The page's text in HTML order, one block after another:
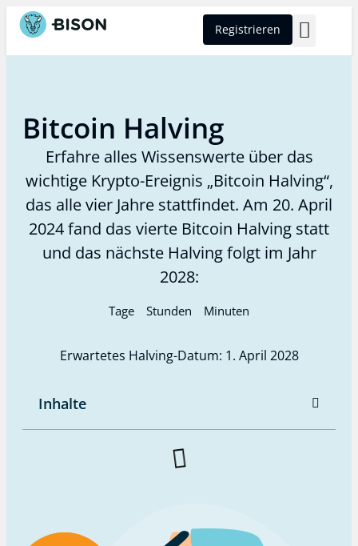
Registrieren
Bitcoin Halving
Erfahre alles Wissenswerte über das
wichtige Krypto-Ereignis „Bitcoin Halving“,
das alle vier Jahre stattfindet. Am 20. April
2024 fand das vierte Bitcoin Halving statt
und das nächste Halving folgt im Jahr
2028:
Tage Stunden Minuten
Erwartetes Halving-Datum: 1. April 2028
Inhalte